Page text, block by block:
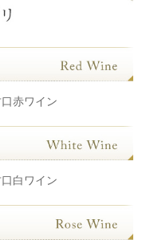
赤ワイン
白ワイン